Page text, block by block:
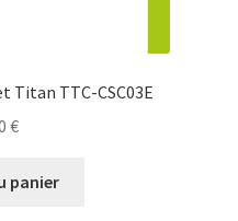
Titan TTC-CSC03E
€
panier